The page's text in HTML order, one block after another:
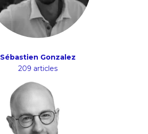
Sébastien Gonzalez
209 articles